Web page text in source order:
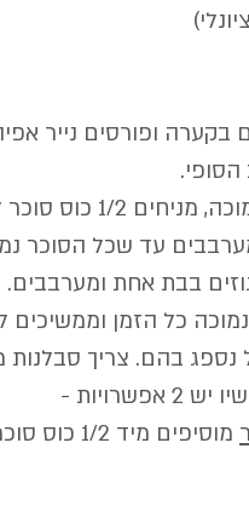
בקערה ופורסים נייר
כל הזמן
בהם. צריך סבלנות
מוסיפים